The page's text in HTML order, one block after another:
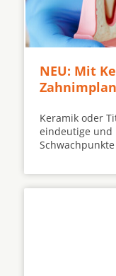
NEU: Mit
Keramik oder
eindeutige und
Schwachpunkte